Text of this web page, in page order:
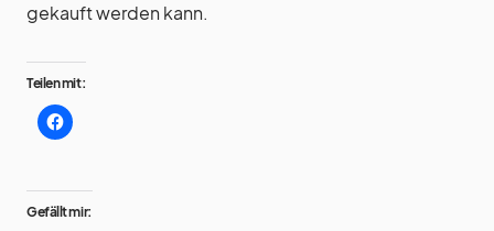
gekauft werden kann.
Teilen mit:
Gefällt mir: